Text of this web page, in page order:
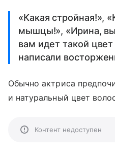
«Какая стройная!»,
мышцы!», «Ирина, вы
вам идет такой
написали
Обычно актриса
и натуральный цвет
Контент недоступен